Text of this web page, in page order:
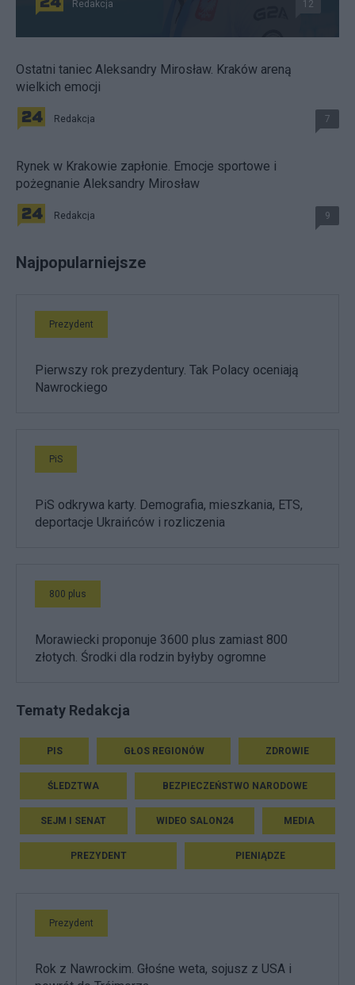
Redakcja 12
Ostatni taniec Aleksandry Mirosław. Kraków areną
wielkich emocji
Redakcja 7
Rynek w Krakowie zapłonie. Emocje sportowe i
pożegnanie Aleksandry Mirosław
Redakcja 9
Najpopularniejsze
Prezydent
Pierwszy rok prezydentury. Tak Polacy oceniają
Nawrockiego
PiS
PiS odkrywa karty. Demografia, mieszkania, ETS,
deportacje Ukraińców i rozliczenia
800 plus
Morawiecki proponuje 3600 plus zamiast 800
złotych. Środki dla rodzin byłyby ogromne
Tematy Redakcja
PIS GŁOS REGIONÓW ZDROWIE
ŚLEDZTWA BEZPIECZEŃSTWO NARODOWE
SEJM I SENAT WIDEO SALON24 MEDIA
PREZYDENT PIENIĄDZE
Prezydent
Rok z Nawrockim. Głośne weta, sojusz z USA i